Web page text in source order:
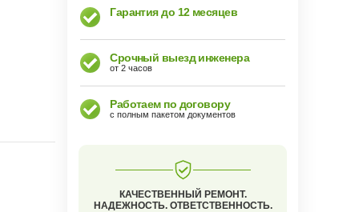
Гарантия до 12 месяцев
Срочный выезд инженера
от 2 часов
Работаем по договору
с полным пакетом документов
КАЧЕСТВЕННЫЙ РЕМОНТ.
НАДЕЖНОСТЬ. ОТВЕТСТВЕННОСТЬ.